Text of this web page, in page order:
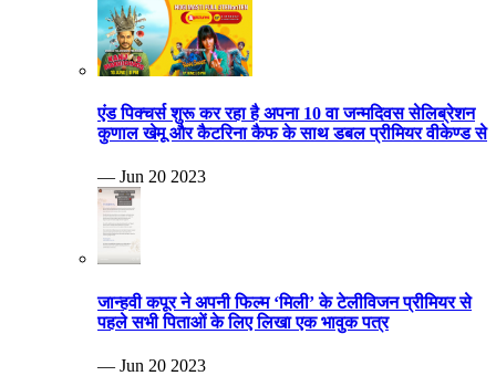
एंड पिक्चर्स शुरू कर रहा है अपना 10 वा जन्मदिवस सेलिब्रेशन
कुणाल खेमू और कैटरिना कैफ के साथ डबल प्रीमियर वीकेण्ड से
— Jun 20 2023
जान्हवी कपूर ने अपनी फिल्म ‘मिली’ के टेलीविजन प्रीमियर से
पहले सभी पिताओं के लिए लिखा एक भावुक पत्र
— Jun 20 2023